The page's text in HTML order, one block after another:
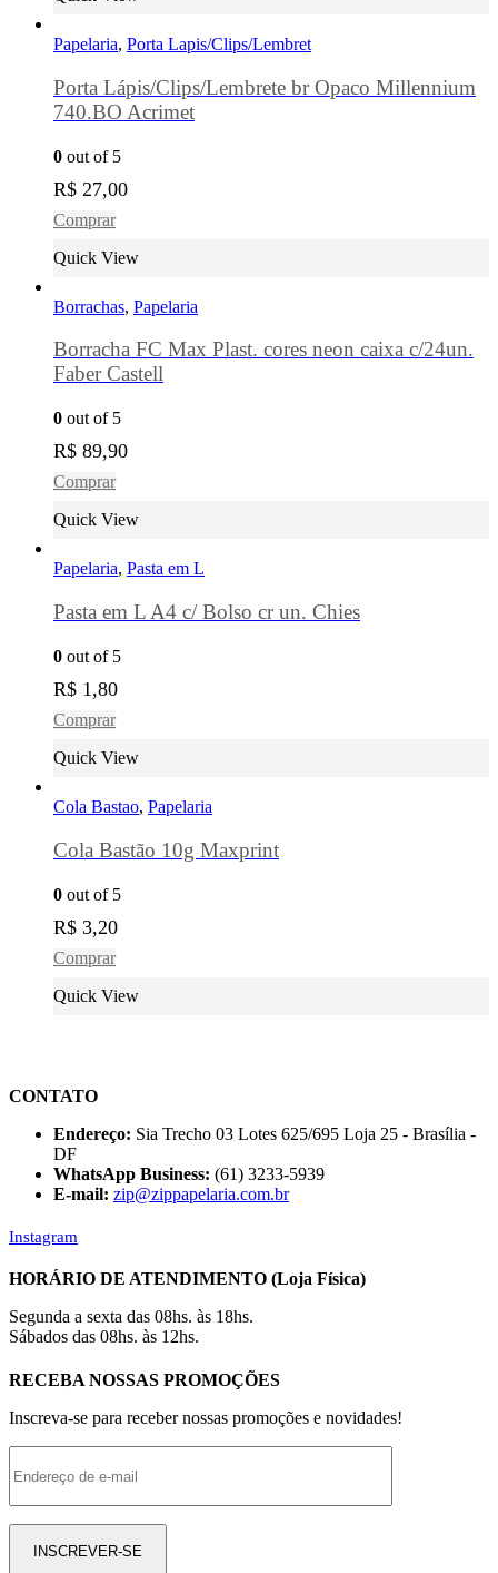
Papelaria, Porta Lapis/Clips/Lembret
Porta Lápis/Clips/Lembrete br Opaco Millennium
740.BO Acrimet
0 out of 5
R$ 27,00
Comprar
Quick View
Borrachas, Papelaria
Borracha FC Max Plast. cores neon caixa c/24un.
Faber Castell
0 out of 5
R$ 89,90
Comprar
Quick View
Papelaria, Pasta em L
Pasta em L A4 c/ Bolso cr un. Chies
0 out of 5
R$ 1,80
Comprar
Quick View
Cola Bastao, Papelaria
Cola Bastão 10g Maxprint
0 out of 5
R$ 3,20
Comprar
Quick View
CONTATO
Endereço: Sia Trecho 03 Lotes 625/695 Loja 25 - Brasília -
DF
WhatsApp Business: (61) 3233-5939
E-mail: zip@zippapelaria.com.br
Instagram
HORÁRIO DE ATENDIMENTO (Loja Física)
Segunda a sexta das 08hs. às 18hs.
Sábados das 08hs. às 12hs.
RECEBA NOSSAS PROMOÇÕES
Inscreva-se para receber nossas promoções e novidades!